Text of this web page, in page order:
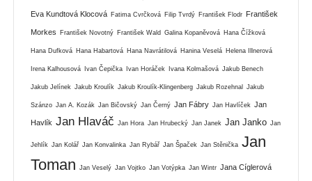
Eva Kundtová Klocová Fatima Cvrčková Filip Tvrdý František Flodr František
Morkes František Novotný František Wald Galina Kopaněvová Hana Čížková
Hana Dufková Hana Habartová Hana Navrátilová Hanina Veselá Helena Illnerová
Irena Kalhousová Ivan Čepička Ivan Horáček Ivana Kolmašová Jakub Benech
Jakub Jelínek Jakub Kroulík Jakub Kroulík-Klingenberg Jakub Rozehnal Jakub
Szánzo Jan A. Kozák Jan Bičovský Jan Černý Jan Fábry Jan Havlíček Jan
Havlík Jan Hlaváč Jan Hora Jan Hrubecký Jan Janek Jan Janko Jan
Jehlík Jan Kolář Jan Konvalinka Jan Rybář Jan Špaček Jan Stěnička Jan
Toman
Jan Veselý Jan Vojtko Jan Votýpka Jan Wintr Jana Cíglerová